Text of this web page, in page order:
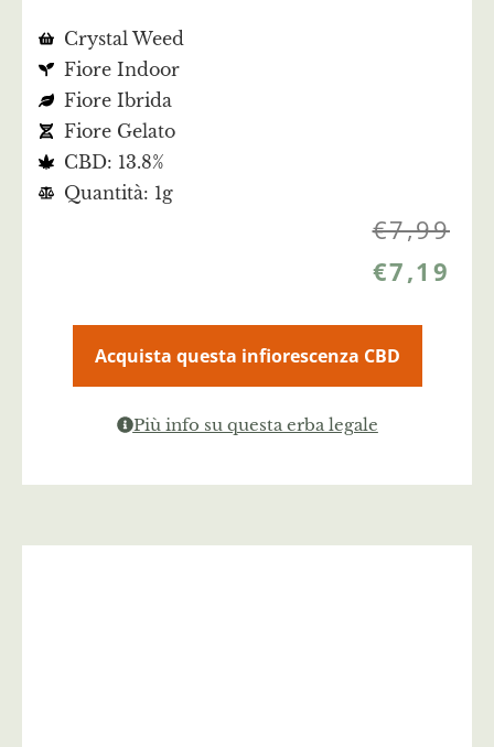
Crystal Weed
Fiore Indoor
Fiore Ibrida
Fiore Gelato
CBD: 13.8%
Quantità: 1g
€7,99
€7,19
Acquista questa infiorescenza CBD
Più info su questa erba legale